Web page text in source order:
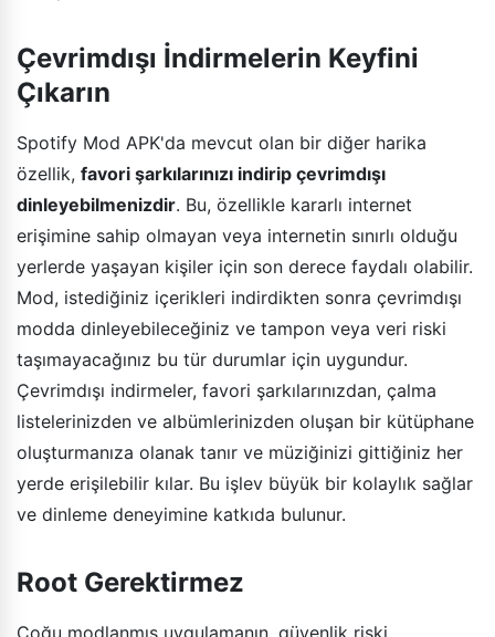
Çevrimdışı İndirmelerin Keyfini
Çıkarın
Spotify Mod APK'da mevcut olan bir diğer harika
özellik, favori şarkılarınızı indirip çevrimdışı
dinleyebilmenizdir. Bu, özellikle kararlı internet
erişimine sahip olmayan veya internetin sınırlı olduğu
yerlerde yaşayan kişiler için son derece faydalı olabilir.
Mod, istediğiniz içerikleri indirdikten sonra çevrimdışı
modda dinleyebileceğiniz ve tampon veya veri riski
taşımayacağınız bu tür durumlar için uygundur.
Çevrimdışı indirmeler, favori şarkılarınızdan, çalma
listelerinizden ve albümlerinizden oluşan bir kütüphane
oluşturmanıza olanak tanır ve müziğinizi gittiğiniz her
yerde erişilebilir kılar. Bu işlev büyük bir kolaylık sağlar
ve dinleme deneyimine katkıda bulunur.
Root Gerektirmez
Çoğu modlanmış uygulamanın, güvenlik riski